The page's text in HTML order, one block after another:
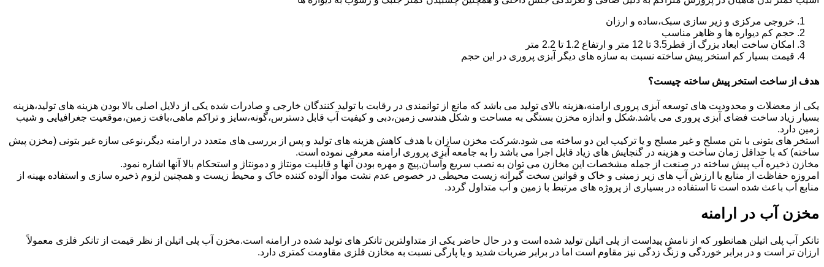
خروجی مرکزی و زیر سازی سبک،ساده و ارزان
حجم کم دیواره ها و ظاهر مناسب
امکان ساخت ابعاد بزرگ از قطر3.5 تا 12 متر و ارتفاع 1.2 تا 2.2 متر
قیمت بسیار کم استخر پیش ساخته نسبت به سازه های دیگر آبزی پروری در این حجم
هدف از ساخت استخر پیش ساخته چیست؟
یکی از معضلات و محدودیت های توسعه آبزی پروری ارامنه،هزینه بالای تولید می باشد که مانع از توانمندی در رقابت با تولید کنندگان خارجی و صادرات شده یکی از دلایل اصلی بالا بودن هزینه های تولید،هزینه
بسیار زیاد ساخت فضای آبزی پروری می باشد.شکل و اندازه مخزن بستگی به مساحت و شکل هندسی زمین،دبی و کیفیت آب قابل دسترس،گونه،سایز و تراکم ماهی،بافت زمین،موقعیت جغرافیایی و شیب
زمین دارد.
استخر های بتونی با بتن مسلح و غیر مسلح و یا ترکیب این دو ساخته می شود.شرکت مخزن سازان با هدف کاهش هزینه های تولید و پس از بررسی های متعدد در ارامنه دیگر،نوعی سازه غیر بتونی (مخزن پیش
ساخته) که با حداقل زمان ساخت و هزینه در گنجایش های زیاد قابل اجرا می باشد را به جامعه آبزی پروری ارامنه معرفی نموده است.
مخازن ذخیره آب پیش ساخته در صنعت از جمله مشخصات این مخازن می توان به نصب سریع وآسان,پیچ و مهره بودن آنها و قابلیت مونتاژ و دمونتاژ و استحکام بالا آنها اشاره نمود.
امروزه حفاظت از منابع با ارزش آب های زیر زمینی و خاک و قوانین سخت گیرانه زیست محیطی در خصوص عدم نشت مواد آلوده کننده خاک و محیط زیست و همچنین لزوم ذخیره سازی و استفاده بهینه از
منابع آب باعث شده است تا استفاده در بسیاری از پروژه های مرتبط با زمین و آب متداول گردد.
مخزن آب در ارامنه
تانکر آب پلی اتیلن همانطور که از نامش پیداست از پلی اتیلن تولید شده است و در حال حاضر یکی از متداولترین تانکر های تولید شده در ارامنه است.مخزن آب پلی اتیلن از نظر قیمت از تانکر فلزی معمولاً
ارزان تر است و در برابر خوردگی و زنگ زدگی نیز مقاوم است اما در برابر ضربات شدید و یا پارگی نسبت به مخازن فلزی مقاومت کمتری دارد.